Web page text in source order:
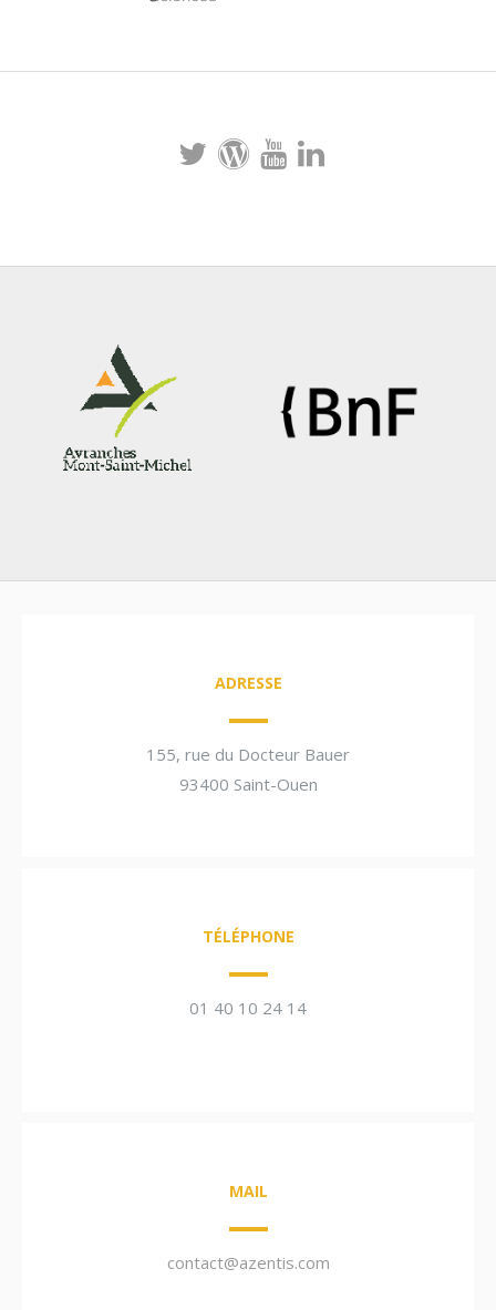
ADRESSE
155, rue du Docteur Bauer
93400 Saint-Ouen
TÉLÉPHONE
01 40 10 24 14
MAIL
contact@azentis.com